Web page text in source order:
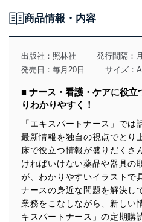
その他の規範を遵守します
に、これらの法令及びその他
す。
当社は、個人情報の正確性及
施し、個人情報の漏えい、滅
正に努めます。
アクセス制御
個人データを取り扱う
機器を取り扱う従業者
の不要なアクセスを防
アクセス者の識別と認証
商品情報・内容
出版社： 照林社
発行間隔：
発売日：毎月20日
サイズ：
■ ナース・看護・ケアに役立
りわかりやすく！
「エキスパートナース」で
最新情報を独自の視点でとり
床で役立つ情報が盛りだくさ
ければいけない薬品や器具の
が、わかりやすいイラストで
ナースの身近な問題を解決し
業務をこなしながら、新しい
キスパートナース」の定期購